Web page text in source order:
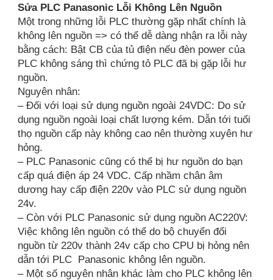
Sửa PLC Panasonic Lỗi Không Lên Nguồn
Một trong những lỗi PLC thường gặp nhất chính là
không lên nguồn => có thể dễ dàng nhận ra lỗi này
bằng cách: Bật CB của tủ điện nếu đèn power của
PLC không sáng thì chứng tỏ PLC đã bị gặp lỗi hư
nguồn.
Nguyên nhân:
– Đối với loại sử dụng nguồn ngoài 24VDC: Do sử
dụng nguồn ngoài loại chất lượng kém. Dẫn tới tuổi
thọ nguồn cấp này không cao nên thường xuyên hư
hỏng.
– PLC Panasonic cũng có thể bị hư nguồn do bạn
cấp quá điện áp 24 VDC. Cấp nhầm chân âm
dương hay cấp điện 220v vào PLC sử dụng nguồn
24v.
– Còn với PLC Panasonic sử dụng nguồn AC220V:
Việc không lên nguồn có thể do bộ chuyển đổi
nguồn từ 220v thành 24v cấp cho CPU bị hỏng nên
dẫn tới PLC Panasonic không lên nguồn.
– Một số nguyên nhân khác làm cho PLC không lên